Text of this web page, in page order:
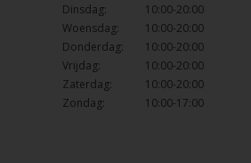
Dinsdag:
10:00-20:00
Woensdag:
10:00-20:00
Donderdag:
10:00-20:00
Vrijdag:
10:00-20:00
Zaterdag:
10:00-20:00
Zondag:
10:00-17:00